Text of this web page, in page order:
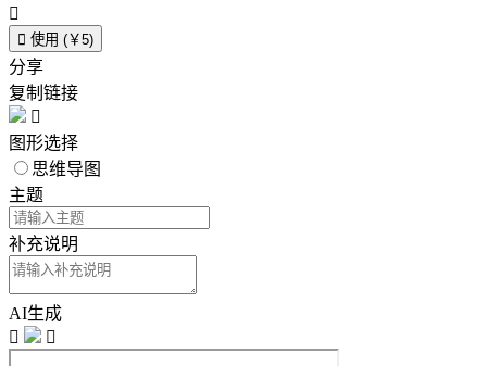

 使用 (￥5)
分享
复制链接

图形选择
思维导图
主题
补充说明
AI生成

